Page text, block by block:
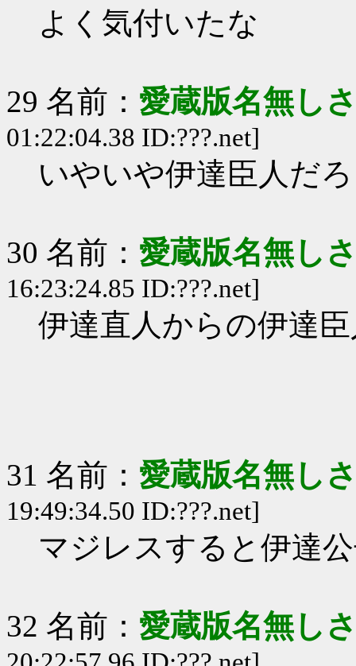
よく気付いたな
29 名前： 愛蔵版名無し
01:22:04.38 ID:???.net]
いやいや伊達臣人だ
30 名前： 愛蔵版名無し
16:23:24.85 ID:???.net]
伊達直人からの伊達
31 名前： 愛蔵版名無し
19:49:34.50 ID:???.net]
マジレスすると伊達
32 名前： 愛蔵版名無し